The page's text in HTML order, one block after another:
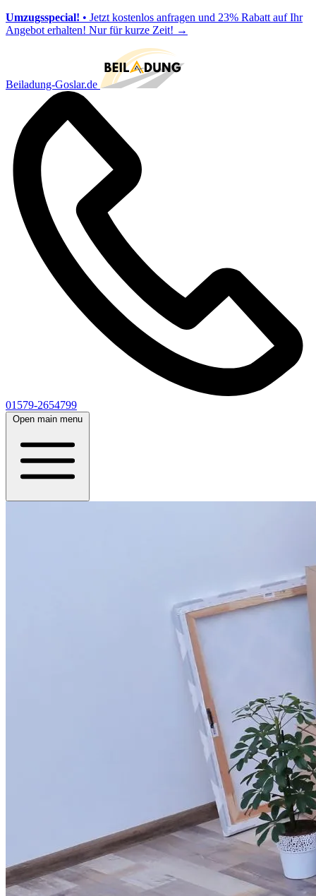
Umzugsspecial! • Jetzt kostenlos anfragen und 23% Rabatt auf Ihr
Angebot erhalten! Nur für kurze Zeit! →
Beiladung-Goslar.de
01579-2654799
Open main menu